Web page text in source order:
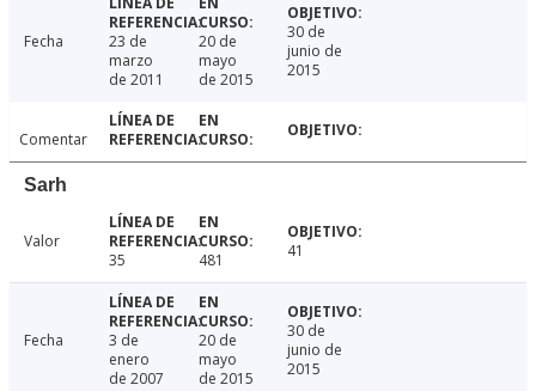
Fecha
23 de
marzo
de 2011
20 de
mayo
de 2015
30 de
junio de
2015
Comentar
Sarh
Valor
35
481 41
Fecha
3 de
enero
de 2007
20 de
mayo
de 2015
30 de
junio de
2015